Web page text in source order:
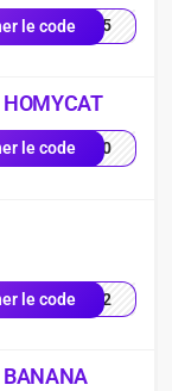
le codeNA15
HOMYCAT
le codeLE10
le codeCK12
BANANA